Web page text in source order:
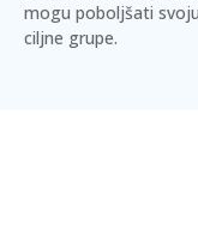
mogu poboljšati
ciljne grupe.